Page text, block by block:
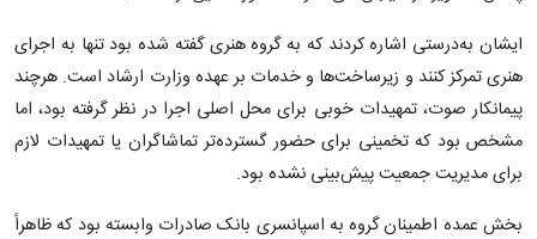
ایشان به‌درستی اشاره کردند که به گروه هنری گفته شده بود تنها به اجرای
هنری تمرکز کنند و زیرساخت‌ها و خدمات بر عهده وزارت ارشاد است. هرچند
پیمانکار صوت، تمهیدات خوبی برای محل اصلی اجرا در نظر گرفته بود، اما
مشخص بود که تخمینی برای حضور گسترده‌تر تماشاگران یا تمهیدات لازم
برای مدیریت جمعیت پیش‌بینی نشده بود.
بخش عمده اطمینان گروه به اسپانسری بانک صادرات وابسته بود که ظاهراً